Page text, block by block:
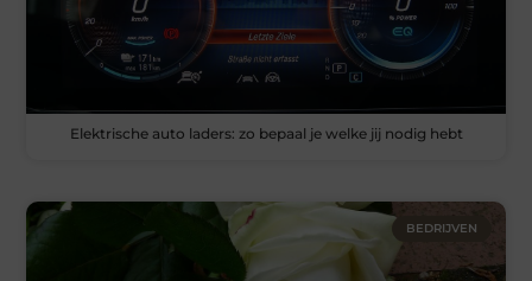
Elektrische auto laders: zo bepaal je welke jij nodig hebt
BEDRIJVEN